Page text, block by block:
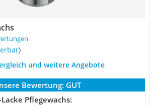
)
und weitere Angebote
Bewertung: GUT
Pflegewachs: